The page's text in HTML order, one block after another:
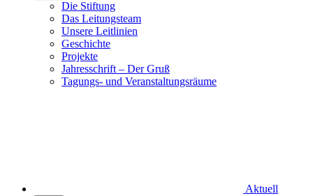
Die Stiftung
Das Leitungsteam
Unsere Leitlinien
Geschichte
Projekte
Jahresschrift – Der Gruß
Tagungs- und Veranstaltungsräume
Aktuell